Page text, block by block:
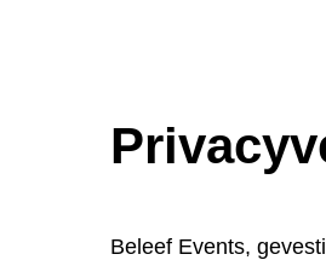
Beleef Events,